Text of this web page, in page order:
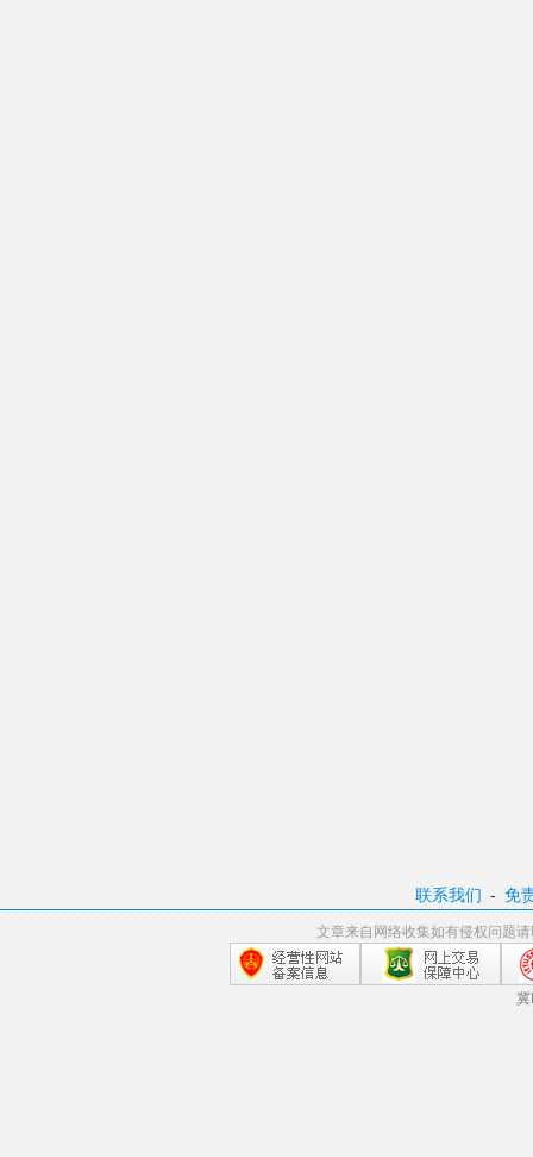
联系我们 -免
文章来自网络收集如有侵权问题